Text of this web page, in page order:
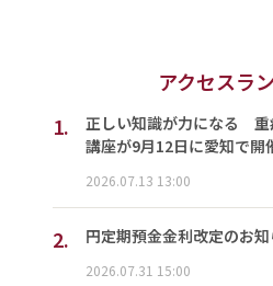
アクセスラ
1.
正しい知識が力になる 重
講座が9月12日に愛知で開
2026.07.13 13:00
2. 円定期預金金利改定のお知
2026.07.31 15:00